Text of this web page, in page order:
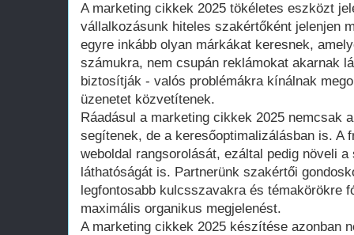
A marketing cikkek 2025 tökéletes eszközt
vállalkozásunk hiteles szakértőként jelenjen
egyre inkább olyan márkákat keresnek,
számukra, nem csupán reklámokat akarnak
biztosítják - valós problémákra kínálnak
üzenetet közvetítenek.
Ráadásul a marketing cikkek 2025 nemcsak
segítenek, de a keresőoptimalizálásban is. A
weboldal rangsorolását, ezáltal pedig növeli
láthatóságát is. Partnerünk szakértői
legfontosabb kulcsszavakra és témakörökre
maximális organikus megjelenést.
A marketing cikkek 2025 készítése azonban